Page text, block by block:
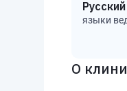
Русский
языки
О